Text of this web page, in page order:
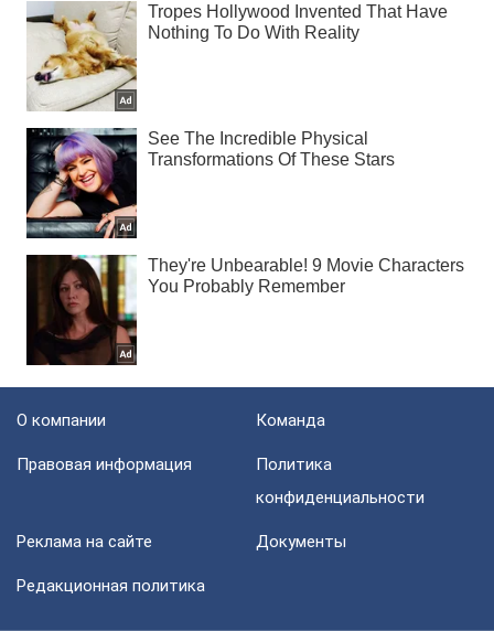
О компании Команда
Правовая информация
Политика
конфиденциальности
Реклама на сайте Документы
Редакционная политика